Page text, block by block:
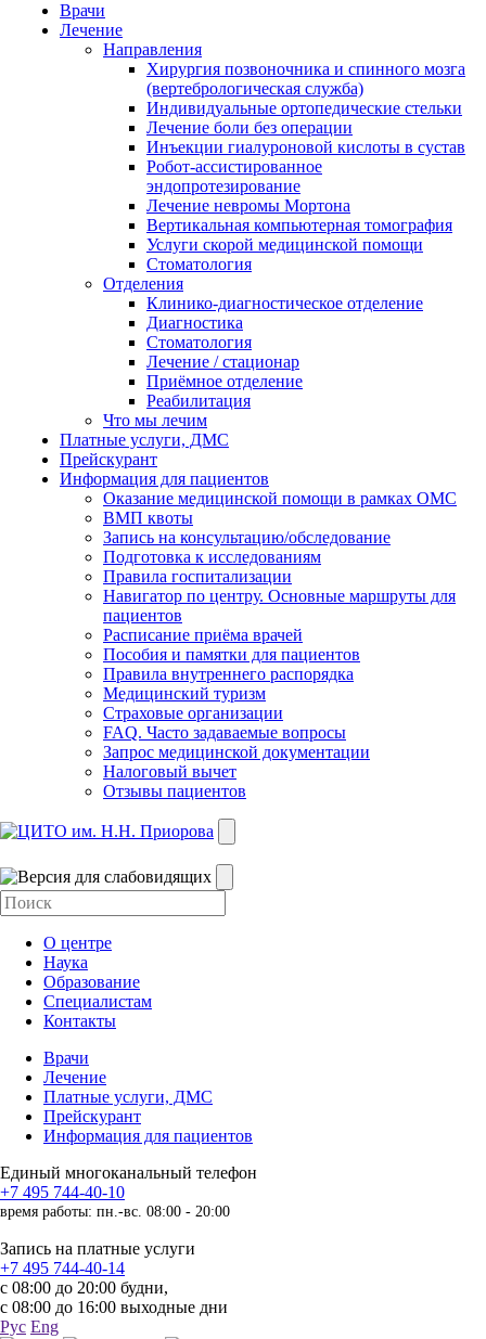
Врачи
Лечение
Направления
Хирургия позвоночника и спинного мозга
(вертебрологическая служба)
Индивидуальные ортопедические стельки
Лечение боли без операции
Инъекции гиалуроновой кислоты в сустав
Робот-ассистированное
эндопротезирование
Лечение невромы Мортона
Вертикальная компьютерная томография
Услуги скорой медицинской помощи
Стоматология
Отделения
Клинико-диагностическое отделение
Диагностика
Стоматология
Лечение / стационар
Приёмное отделение
Реабилитация
Что мы лечим
Платные услуги, ДМС
Прейскурант
Информация для пациентов
Оказание медицинской помощи в рамках ОМС
ВМП квоты
Запись на консультацию/обследование
Подготовка к исследованиям
Правила госпитализации
Навигатор по центру. Основные маршруты для
пациентов
Расписание приёма врачей
Пособия и памятки для пациентов
Правила внутреннего распорядка
Медицинский туризм
Страховые организации
FAQ. Часто задаваемые вопросы
Запрос медицинской документации
Налоговый вычет
Отзывы пациентов
О центре
Наука
Образование
Специалистам
Контакты
Врачи
Лечение
Платные услуги, ДМС
Прейскурант
Информация для пациентов
Единый многоканальный телефон
+7 495 744-40-10
время работы: пн.-вс. 08:00 - 20:00
Запись на платные услуги
+7 495 744-40-14
с 08:00 до 20:00 будни,
с 08:00 до 16:00 выходные дни
Рус Eng